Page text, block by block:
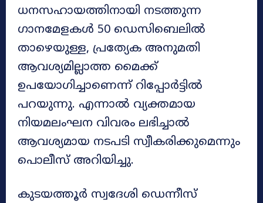
ധനസഹായത്തിനായി നടത്തുന്ന
ഗാനമേളകൾ 50 ഡെസിബെലിൽ
താഴെയുള്ള, പ്രത്യേക അനുമതി
ആവശ്യമില്ലാത്ത മൈക്ക്
ഉപയോഗിച്ചാണെന്ന് റിപ്പോർട്ടിൽ
പറയുന്നു. എന്നാൽ വ്യക്തമായ
നിയമലംഘന വിവരം ലഭിച്ചാൽ
ആവശ്യമായ നടപടി സ്വീകരിക്കുമെന്നും
പൊലീസ് അറിയിച്ചു.
കുടയത്തൂർ സ്വദേശി ഡെന്നീസ്